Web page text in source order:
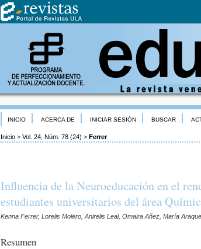
INICIO ACERCA DE INICIAR SESIÓN BUSCAR
Inicio > Vol. 24, Núm. 78 (24) > Ferrer
Influencia de la Neuroeducación en el
estudiantes universitarios del área
Kenna Ferrer, Lorelis Molero, Anirelis Leal, Omaira Añez, María
Resumen